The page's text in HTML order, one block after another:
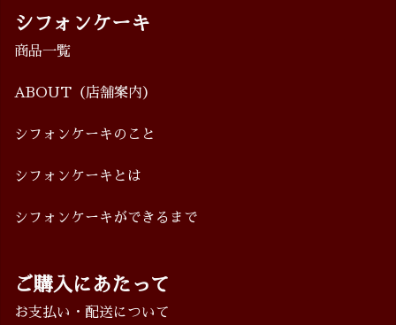
シフォンケーキ
商品一覧
ABOUT （店舗案内）
シフォンケーキのこと
シフォンケーキとは
シフォンケーキができるまで
ご購入にあたって
お支払い・配送について